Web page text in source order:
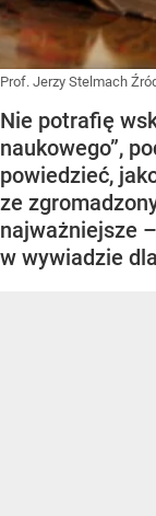
Prof. Jerzy Stelmach
Nie potrafię
naukowego”,
powiedzieć,
ze
najważniejsze
w wywiadzie